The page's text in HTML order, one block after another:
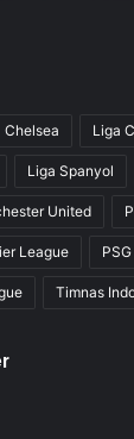
Chelsea Liga
Liga Spanyol
United
League PSG
Timnas